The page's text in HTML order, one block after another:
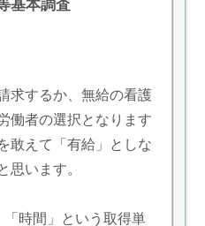
基本調査
求するか、無給の看護
働者の選択となります
敢えて「有給」としな
思います。
時間」という取得単